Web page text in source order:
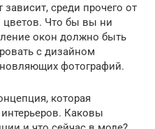
среди прочего от
цветов. Что бы вы ни
окон должно быть
с дизайном
фотографий.
которая
Каковы